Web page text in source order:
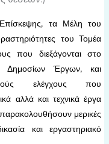
Επίσκεψης, τα Μέλη του
του Τομέα
που διεξάγονται στο
Δημοσίων Έργων, και
ελέγχους που
αλλά και τεχνικά έργα
μερικές
και εργαστηριακό